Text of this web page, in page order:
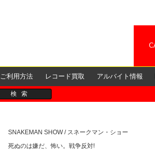
ご利用方法 レコード買取 アルバイト情報
SNAKEMAN SHOW / スネークマン・ショー
死ぬのは嫌だ、怖い。戦争反対!